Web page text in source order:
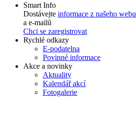
Smart Info
Dostávejte informace z našeho webu
a e-mailů
Chci se zaregistrovat
Rychlé odkazy
E-podatelna
Povinné informace
Akce a novinky
Aktuality
Kalendář akcí
Fotogalerie